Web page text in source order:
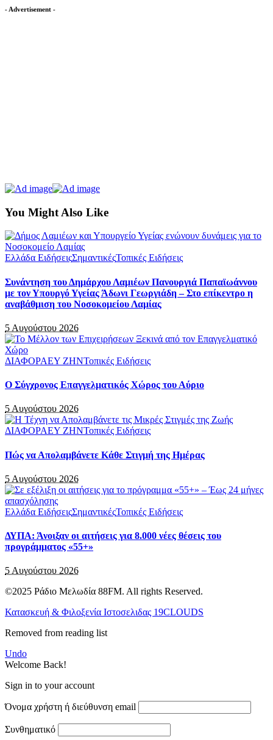
- Advertisement -
You Might Also Like
Ελλάδα ΕιδήσειςΣημαντικέςΤοπικές Ειδήσεις
Συνάντηση του Δημάρχου Λαμιέων Πανουργιά Παπαϊωάννου
με τον Υπουργό Υγείας Άδωνι Γεωργιάδη – Στο επίκεντρο η
αναβάθμιση του Νοσοκομείου Λαμίας
5 Αυγούστου 2026
ΔΙΑΦΟΡΑΕΥ ΖΗΝΤοπικές Ειδήσεις
Ο Σύγχρονος Επαγγελματικός Χώρος του Αύριο
5 Αυγούστου 2026
ΔΙΑΦΟΡΑΕΥ ΖΗΝΤοπικές Ειδήσεις
Πώς να Απολαμβάνετε Κάθε Στιγμή της Ημέρας
5 Αυγούστου 2026
Ελλάδα ΕιδήσειςΣημαντικέςΤοπικές Ειδήσεις
ΔΥΠΑ: Άνοιξαν οι αιτήσεις για 8.000 νέες θέσεις του
προγράμματος «55+»
5 Αυγούστου 2026
©2025 Ράδιο Μελωδία 88FM. All rights Reserved.
Κατασκευή & Φιλοξενία Ιστοσελιδας 19CLOUDS
Removed from reading list
Undo
Welcome Back!
Sign in to your account
Όνομα χρήστη ή διεύθυνση email
Συνθηματικό